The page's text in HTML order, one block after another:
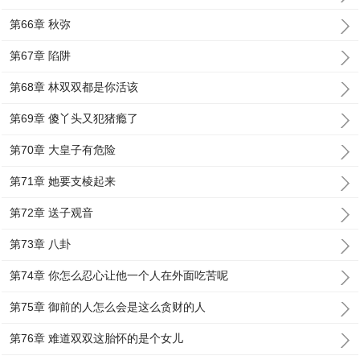
第66章 秋弥
第67章 陷阱
第68章 林双双都是你活该
第69章 傻丫头又犯猪瘾了
第70章 大皇子有危险
第71章 她要支棱起来
第72章 送子观音
第73章 八卦
第74章 你怎么忍心让他一个人在外面吃苦呢
第75章 御前的人怎么会是这么贪财的人
第76章 难道双双这胎怀的是个女儿